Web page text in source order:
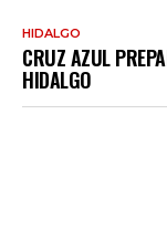
HIDALGO
CRUZ AZUL
HIDALGO